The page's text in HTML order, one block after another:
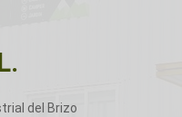
del Brizo